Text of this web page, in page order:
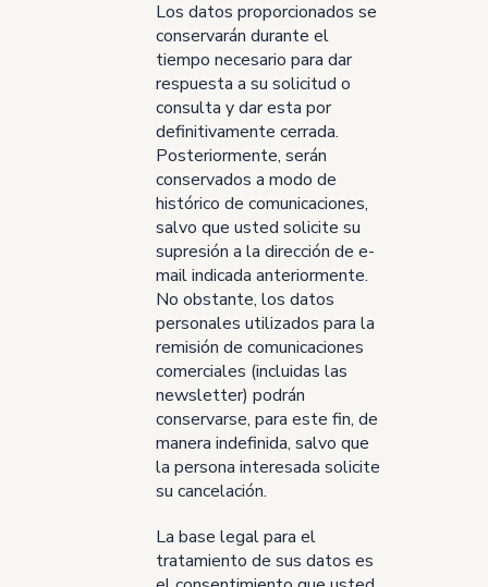
Los datos proporcionados se
conservarán durante el
tiempo necesario para dar
respuesta a su solicitud o
consulta y dar esta por
definitivamente cerrada.
Posteriormente, serán
conservados a modo de
histórico de comunicaciones,
salvo que usted solicite su
supresión a la dirección de e-
mail indicada anteriormente.
No obstante, los datos
personales utilizados para la
remisión de comunicaciones
comerciales (incluidas las
newsletter) podrán
conservarse, para este fin, de
manera indefinida, salvo que
la persona interesada solicite
su cancelación.
La base legal para el
tratamiento de sus datos es